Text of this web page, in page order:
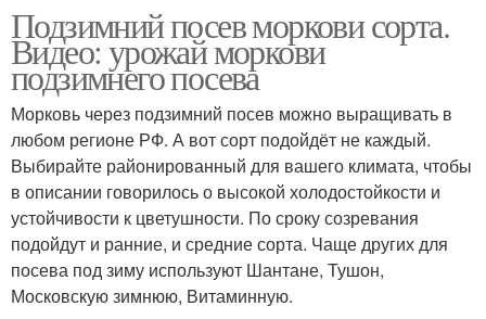
Подзимний посев моркови сорта.
Видео: урожай моркови
подзимнего посева
Морковь через подзимний посев можно выращивать в
любом регионе РФ. А вот сорт подойдёт не каждый.
Выбирайте районированный для вашего климата, чтобы
в описании говорилось о высокой холодостойкости и
устойчивости к цветушности. По сроку созревания
подойдут и ранние, и средние сорта. Чаще других для
посева под зиму используют Шантане, Тушон,
Московскую зимнюю, Витаминную.